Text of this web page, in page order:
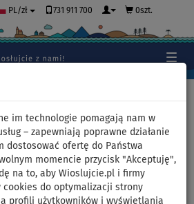
im technologie pomagają nam w
– zapewniają poprawne działanie
dostosować ofertę do Państwa
momencie przycisk "Akceptuję",
na to, aby Wioslujcie.pl i firmy
cookies do optymalizacji strony
profili użytkowników i wyświetlania
PL/zł 731 911 700 0szt.
3/4